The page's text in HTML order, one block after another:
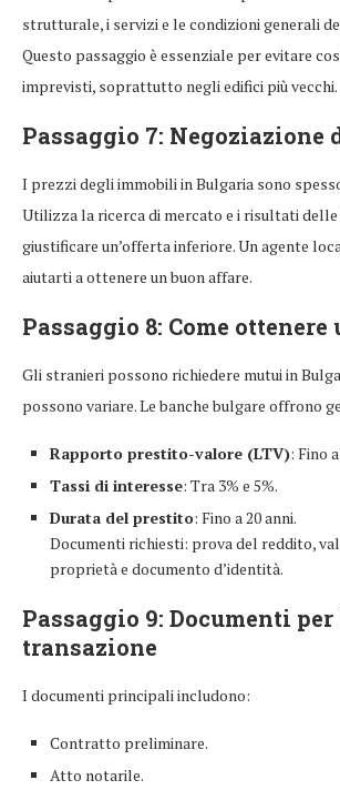
strutturale, i servizi e le condizioni generali
Questo passaggio è essenziale per evitare
imprevisti, soprattutto negli edifici più vecchi.
Passaggio 7: Negoziazione
I prezzi degli immobili in Bulgaria sono
Utilizza la ricerca di mercato e i risultati
giustificare un’offerta inferiore. Un agente
aiutarti a ottenere un buon affare.
Passaggio 8: Come ottenere
Gli stranieri possono richiedere mutui in
possono variare. Le banche bulgare offrono
Rapporto prestito-valore (LTV): Fino
Tassi di interesse: Tra 3% e 5%.
Durata del prestito: Fino a 20 anni.
Documenti richiesti: prova del reddito,
proprietà e documento d’identità.
Passaggio 9: Documenti per
transazione
I documenti principali includono:
Contratto preliminare.
Atto notarile.